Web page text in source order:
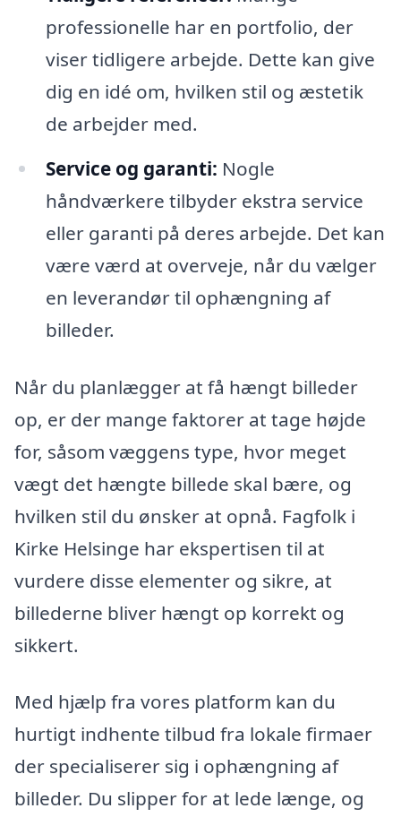
professionelle har en portfolio, der
viser tidligere arbejde. Dette kan give
dig en idé om, hvilken stil og æstetik
de arbejder med.
Service og garanti: Nogle
håndværkere tilbyder ekstra service
eller garanti på deres arbejde. Det kan
være værd at overveje, når du vælger
en leverandør til ophængning af
billeder.
Når du planlægger at få hængt billeder
op, er der mange faktorer at tage højde
for, såsom væggens type, hvor meget
vægt det hængte billede skal bære, og
hvilken stil du ønsker at opnå. Fagfolk i
Kirke Helsinge har ekspertisen til at
vurdere disse elementer og sikre, at
billederne bliver hængt op korrekt og
sikkert.
Med hjælp fra vores platform kan du
hurtigt indhente tilbud fra lokale firmaer
der specialiserer sig i ophængning af
billeder. Du slipper for at lede længe, og